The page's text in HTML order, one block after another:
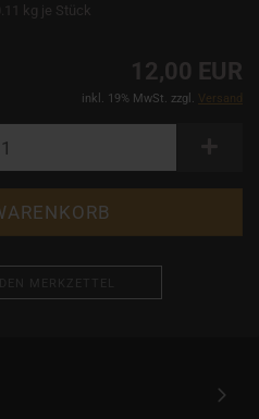
kg je Stück
12,00 EUR
inkl. 19% MwSt. zzgl. Versand